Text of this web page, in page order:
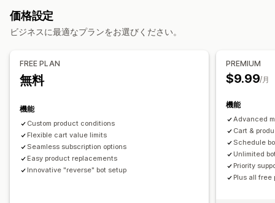
おすすめ商品
チェックアウト環境のカスタマイズ
クロスセルディスカウント
価格設定
ビジネスに最適なプランをお選びください。
FREE PLAN
無料
機能
Custom product conditions
Flexible cart value limits
Seamless subscription options
Easy product replacements
Innovative "reverse" bot setup
PREMIUM
$9.99/月
機能
Advanced
Cart &
Schedule
Unlimited
Priority
Plus all